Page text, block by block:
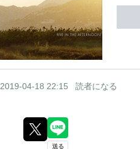
2019-04-18 22:15 読者になる